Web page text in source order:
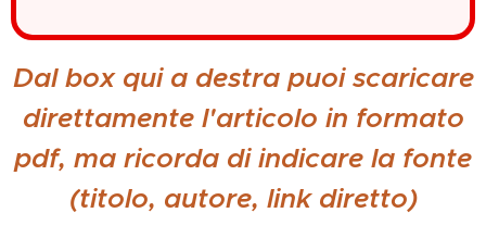
Dal box qui a destra puoi scaricare
direttamente l'articolo in formato
pdf, ma ricorda di indicare la fonte
(titolo, autore, link diretto)